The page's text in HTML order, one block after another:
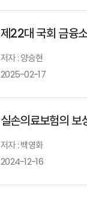
제22대 국회 금융
저자 : 양승현
2025-02-17
실손의료보험의 보
저자 : 백영화
2024-12-16